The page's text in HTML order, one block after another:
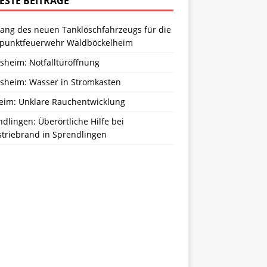
des neuen Tanklöschfahrzeugs für die
Waldböckelheim
Notfalltüröffnung
Wasser in Stromkasten
Unklare Rauchentwicklung
Überörtliche Hilfe bei
in Sprendlingen